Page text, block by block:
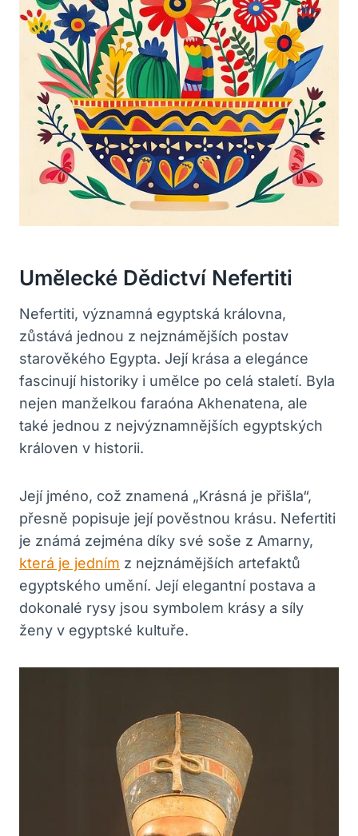
Umělecké Dědictví Nefertiti
Nefertiti, významná egyptská královna,
zůstává jednou z nejznámějších postav
starověkého Egypta. Její krása a elegánce
fascinují historiky i umělce po celá staletí. Byla
nejen manželkou faraóna Akhenatena, ale
také jednou z nejvýznamnějších egyptských
královen v historii.
Její jméno, což znamená „Krásná je přišla“,
přesně popisuje její pověstnou krásu. Nefertiti
je známá zejména díky své soše z Amarny,
která je jedním z nejznámějších artefaktů
egyptského umění. Její elegantní postava a
dokonalé rysy jsou symbolem krásy a síly
ženy v egyptské kultuře.